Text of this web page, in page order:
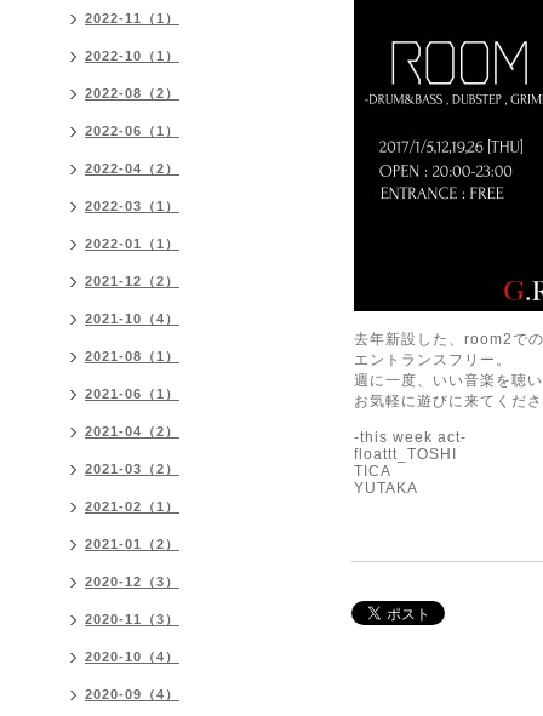
去年新設した、room2で
エントランスフリー。
週に一度、いい音楽を聴
お気軽に遊びに来てくだ
-this week act-
floattt_TOSHI
TICA
YUTAKA
2022-11（1）
2022-10（1）
2022-08（2）
2022-06（1）
2022-04（2）
2022-03（1）
2022-01（1）
2021-12（2）
2021-10（4）
2021-08（1）
2021-06（1）
2021-04（2）
2021-03（2）
2021-02（1）
2021-01（2）
2020-12（3）
2020-11（3）
2020-10（4）
2020-09（4）